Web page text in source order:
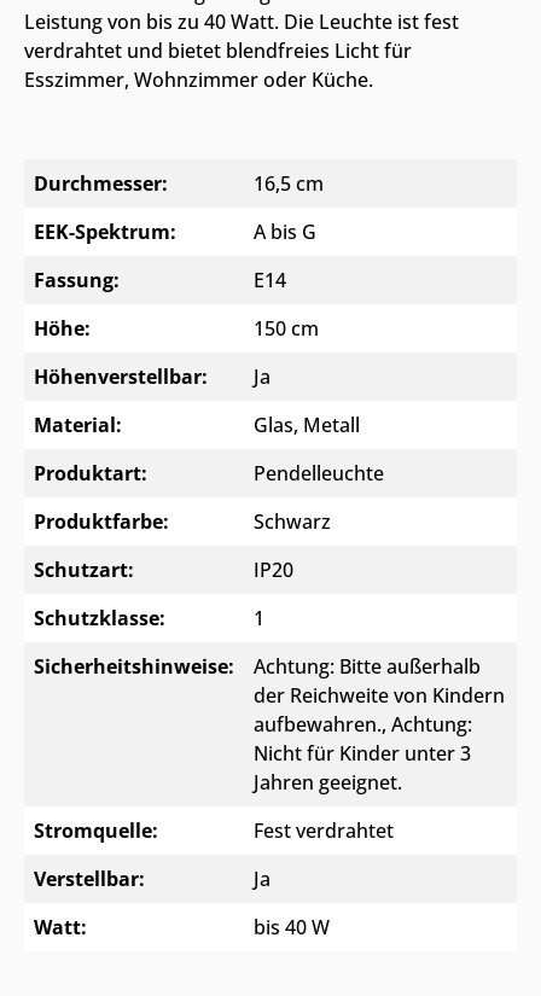
Leistung von bis zu 40 Watt. Die Leuchte ist fest
verdrahtet und bietet blendfreies Licht für
Esszimmer, Wohnzimmer oder Küche.
Durchmesser:
16,5 cm
EEK-Spektrum:
A bis G
Fassung:
E14
Höhe:
150 cm
Höhenverstellbar:
Ja
Material:
Glas, Metall
Produktart:
Pendelleuchte
Produktfarbe:
Schwarz
Schutzart:
IP20
Schutzklasse:
1
Sicherheitshinweise:
Achtung: Bitte außerhalb
der Reichweite von Kindern
aufbewahren., Achtung:
Nicht für Kinder unter 3
Jahren geeignet.
Stromquelle:
Fest verdrahtet
Verstellbar:
Ja
Watt:
bis 40 W